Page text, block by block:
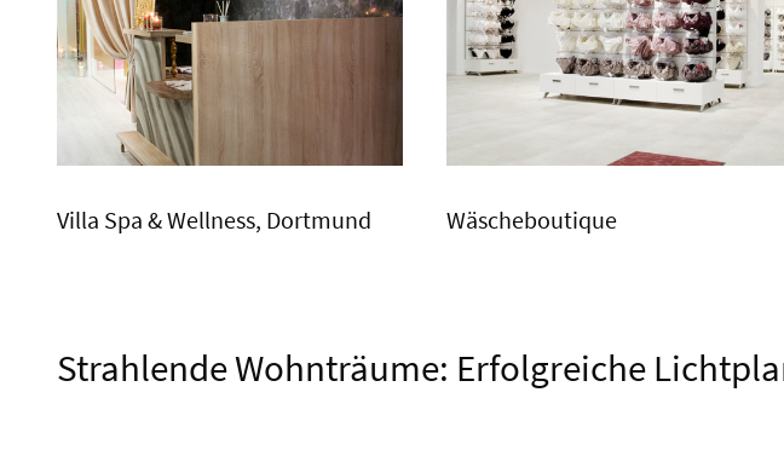
Villa Spa & Wellness, Dortmund Wäscheboutique
Strahlende Wohnträume: Erfolgreiche